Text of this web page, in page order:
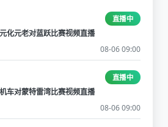
直播中
化元老对蓝跃比赛视频直播
08-06 09:00
直播中
车对蒙特雷湾比赛视频直播
08-06 09:00